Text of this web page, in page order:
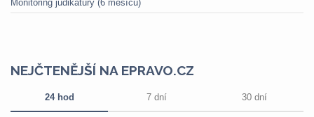
Monitoring judikatury (6 měsíců)
NEJČTENĚJŠÍ NA EPRAVO.CZ
24 hod 7 dní 30 dní